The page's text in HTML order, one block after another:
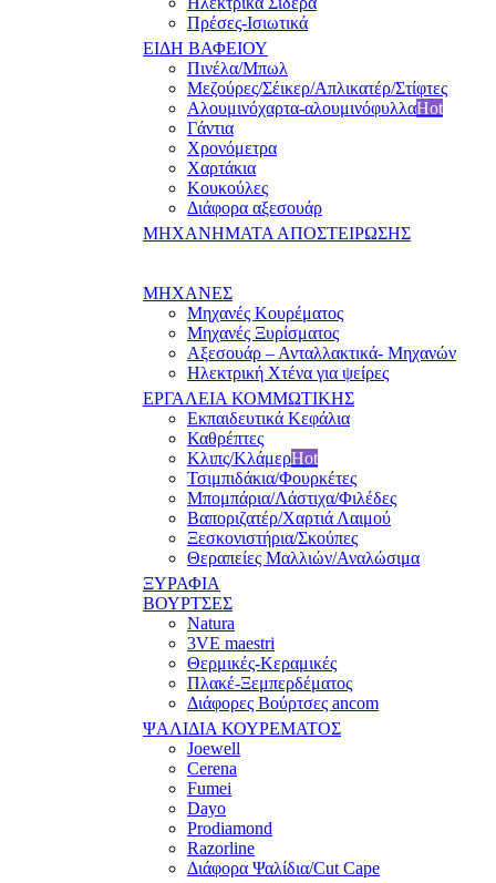
Πρέσες-Ισιωτικά
ΕΙΔΗ ΒΑΦΕΙΟΥ
Πινέλα/Μπωλ
Μεζούρες/Σέικερ/Απλικατέρ/Στίφτες
Αλουμινόχαρτα-αλουμινόφυλλαHot
Γάντια
Χρονόμετρα
Χαρτάκια
Κουκούλες
Διάφορα αξεσουάρ
ΜΗΧΑΝΗΜΑΤΑ ΑΠΟΣΤΕΙΡΩΣΗΣ
ΜΗΧΑΝΕΣ
Μηχανές Κουρέματος
Μηχανές Ξυρίσματος
Αξεσουάρ – Ανταλλακτικά- Μηχανών
Ηλεκτρική Χτένα για ψείρες
ΕΡΓΑΛΕΙΑ ΚΟΜΜΩΤΙΚΗΣ
Εκπαιδευτικά Κεφάλια
Καθρέπτες
Κλιπς/ΚλάμερHot
Τσιμπιδάκια/Φουρκέτες
Μπομπάρια/Λάστιχα/Φιλέδες
Βαποριζατέρ/Χαρτιά Λαιμού
Ξεσκονιστήρια/Σκούπες
Θεραπείες Μαλλιών/Αναλώσιμα
ΞΥΡΑΦΙΑ
ΒΟΥΡΤΣΕΣ
Natura
3VE maestri
Θερμικές-Κεραμικές
Πλακέ-Ξεμπερδέματος
Διάφορες Βούρτσες ancom
ΨΑΛΙΔΙΑ ΚΟΥΡΕΜΑΤΟΣ
Joewell
Cerena
Fumei
Dayo
Prodiamond
Razorline
Διάφορα Ψαλίδια/Cut Cape